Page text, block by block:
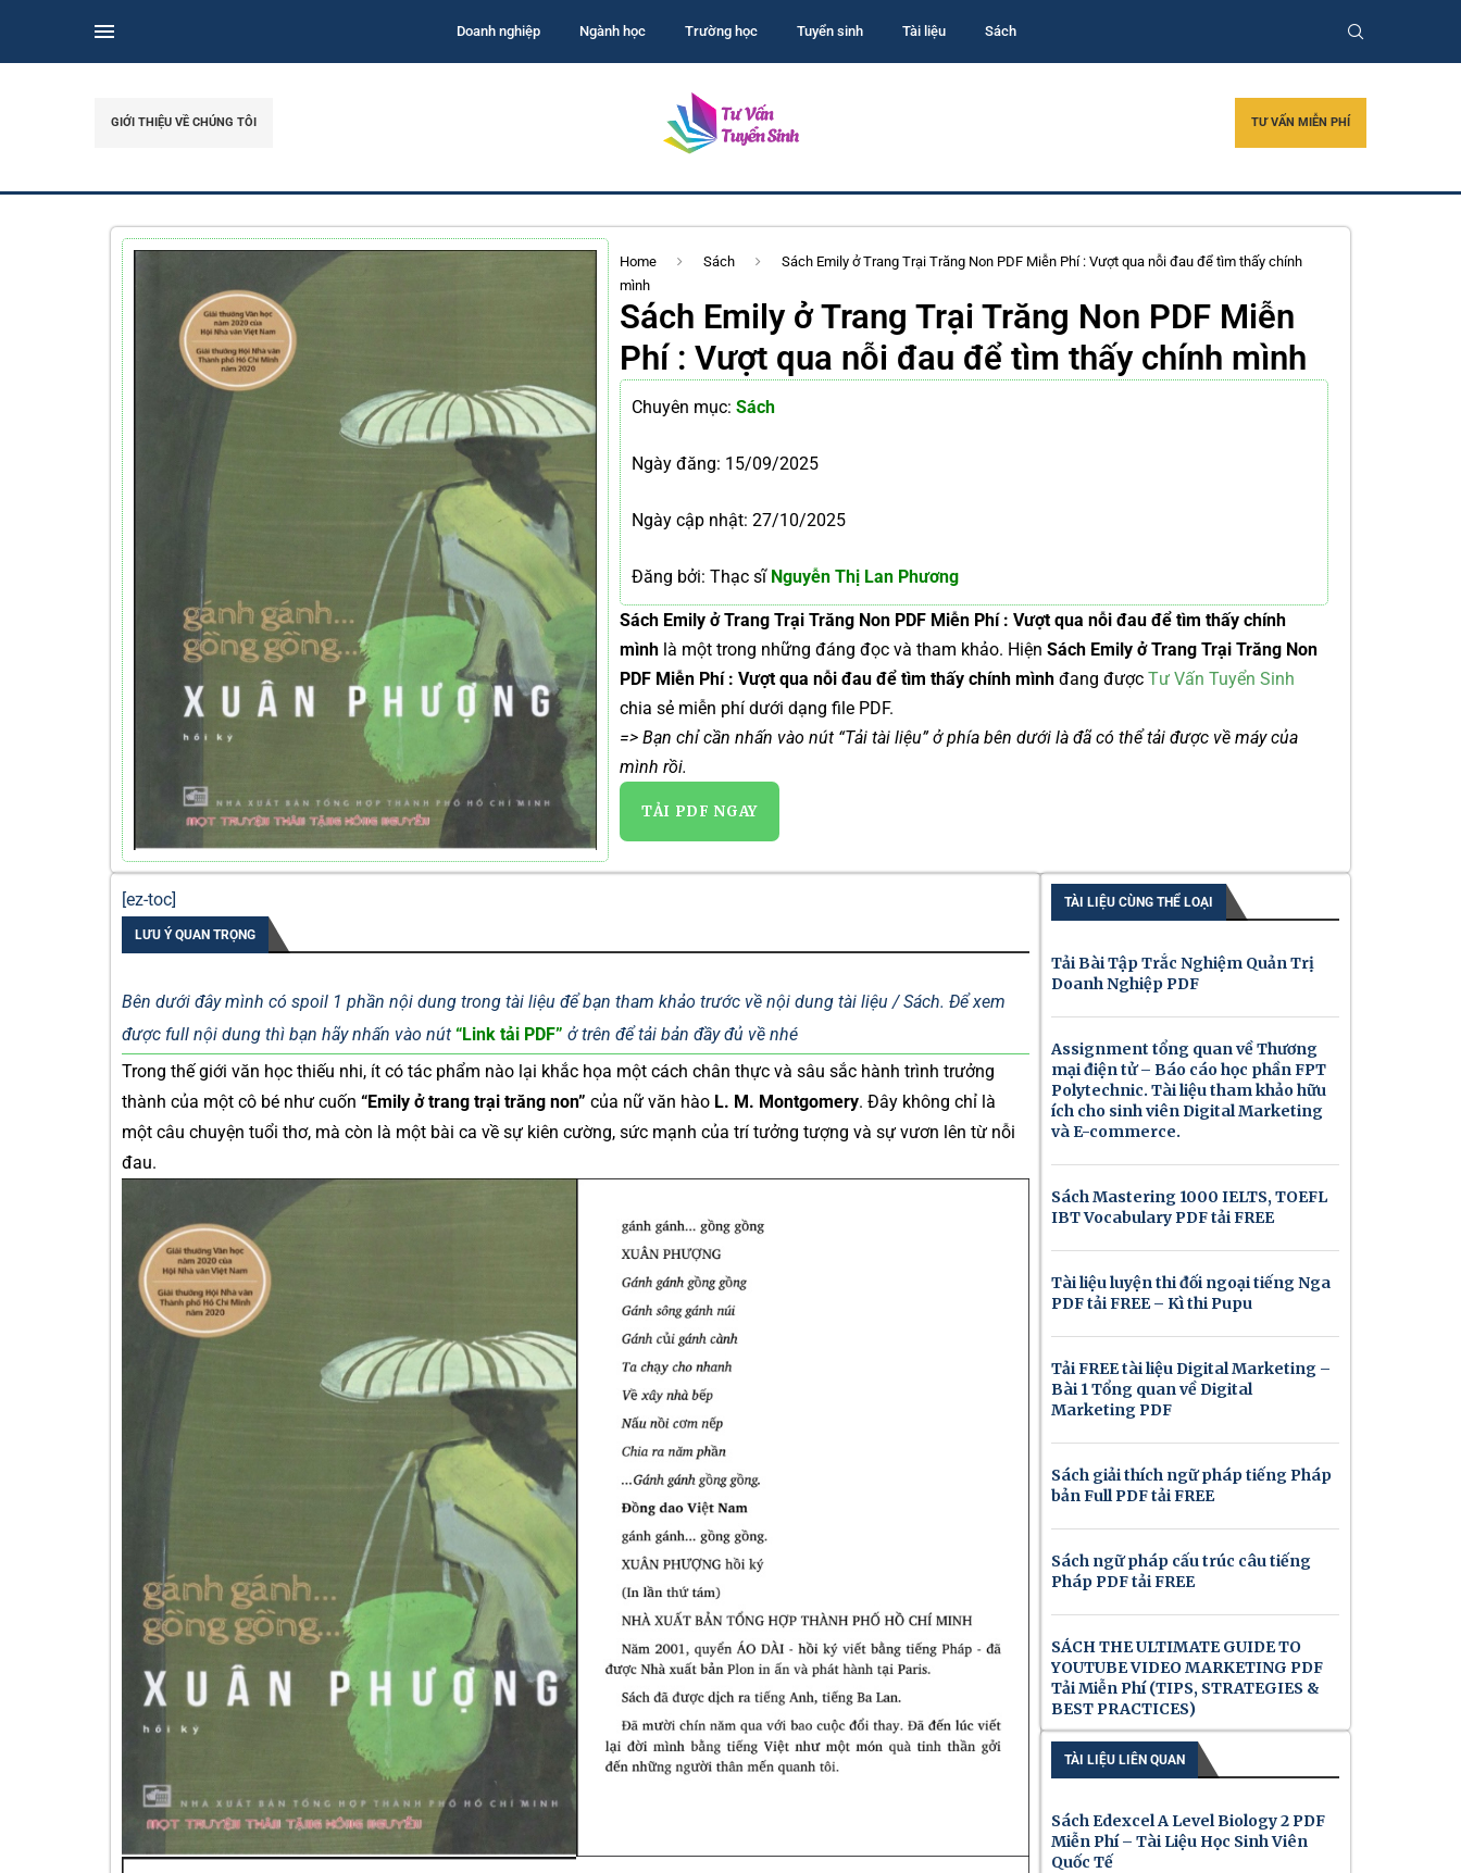
Doanh nghiệp Ngành học Trường học Tuyển sinh Tài liệu Sách
GIỚI THIỆU VỀ CHÚNG TÔI TƯ VẤN MIỄN PHÍ
Home Sách
Sách Emily ở Trang Trại Trăng Non PDF Miễn Phí : Vượt qua nỗi đau để tìm thấy chính
mình
Sách Emily ở Trang Trại Trăng Non PDF Miễn
Phí : Vượt qua nỗi đau để tìm thấy chính mình
Chuyên mục: Sách
Ngày đăng: 15/09/2025
Ngày cập nhật: 27/10/2025
Đăng bởi: Thạc sĩNguyễn Thị Lan Phương
Sách Emily ở Trang Trại Trăng Non PDF Miễn Phí : Vượt qua nỗi đau để tìm thấy chính
mình là một trong những đáng đọc và tham khảo. Hiện Sách Emily ở Trang Trại Trăng Non
PDF Miễn Phí : Vượt qua nỗi đau để tìm thấy chính mình đang được Tư Vấn Tuyển Sinh
chia sẻ miễn phí dưới dạng file PDF.
=> Bạn chỉ cần nhấn vào nút “Tải tài liệu” ở phía bên dưới là đã có thể tải được về máy của
mình rồi.
TẢI PDF NGAY
[ez-toc]
LƯU Ý QUAN TRỌNG
Bên dưới đây mình có spoil 1 phần nội dung trong tài liệu để bạn tham khảo trước về nội dung tài liệu / Sách. Để xem
được full nội dung thì bạn hãy nhấn vào nút “Link tải PDF” ở trên để tải bản đầy đủ về nhé
Trong thế giới văn học thiếu nhi, ít có tác phẩm nào lại khắc họa một cách chân thực và sâu sắc hành trình trưởng
thành của một cô bé như cuốn “Emily ở trang trại trăng non” của nữ văn hào L. M. Montgomery. Đây không chỉ là
một câu chuyện tuổi thơ, mà còn là một bài ca về sự kiên cường, sức mạnh của trí tưởng tượng và sự vươn lên từ nỗi
đau.
TÀI LIỆU CÙNG THỂ LOẠI
Tải Bài Tập Trắc Nghiệm Quản Trị
Doanh Nghiệp PDF
Assignment tổng quan về Thương
mại điện tử – Báo cáo học phần FPT
Polytechnic. Tài liệu tham khảo hữu
ích cho sinh viên Digital Marketing
và E-commerce.
Sách Mastering 1000 IELTS, TOEFL
IBT Vocabulary PDF tải FREE
Tài liệu luyện thi đối ngoại tiếng Nga
PDF tải FREE – Kì thi Pupu
Tải FREE tài liệu Digital Marketing –
Bài 1 Tổng quan về Digital
Marketing PDF
Sách giải thích ngữ pháp tiếng Pháp
bản Full PDF tải FREE
Sách ngữ pháp cấu trúc câu tiếng
Pháp PDF tải FREE
SÁCH THE ULTIMATE GUIDE TO
YOUTUBE VIDEO MARKETING PDF
Tải Miễn Phí (TIPS, STRATEGIES &
BEST PRACTICES)
TÀI LIỆU LIÊN QUAN
Sách Edexcel A Level Biology 2 PDF
Miễn Phí – Tài Liệu Học Sinh Viên
Quốc Tế